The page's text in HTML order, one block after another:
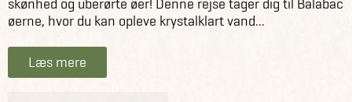
øerne, hvor du kan opleve krystalklart vand...
Læs mere